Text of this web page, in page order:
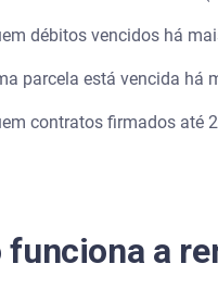
débitos vencidos há
parcela está vencida há
contratos firmados até
funciona a